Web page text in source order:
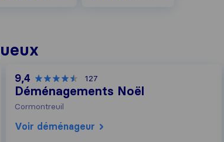
9,4 127
Déménagements Noël
Cormontreuil
Voir déménageur